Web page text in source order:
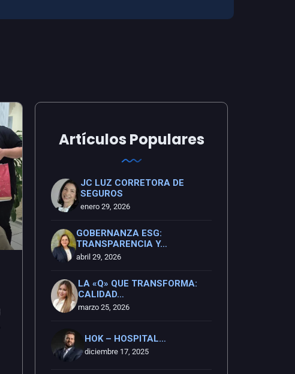
Artículos Populares
JC LUZ CORRETORA DE
SEGUROS
enero 29, 2026
GOBERNANZA ESG:
TRANSPARENCIA Y…
abril 29, 2026
LA «Q» QUE TRANSFORMA:
CALIDAD…
marzo 25, 2026
HOK – HOSPITAL…
diciembre 17, 2025